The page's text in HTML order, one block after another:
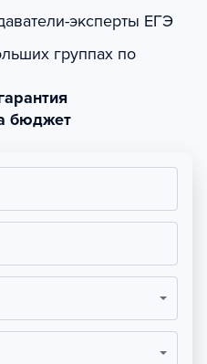
эксперты ЕГЭ
группах по
бюджет